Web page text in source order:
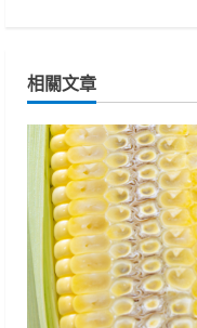
i
n
u
e
R
e
相關文章